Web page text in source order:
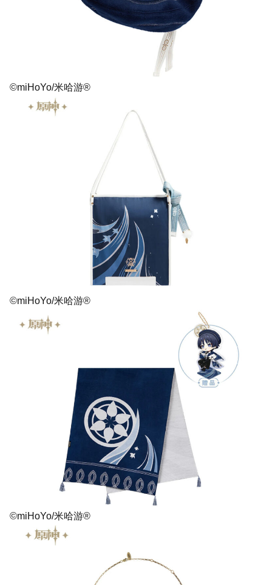
©miHoYo/米哈游®
©miHoYo/米哈游®
©miHoYo/米哈游®